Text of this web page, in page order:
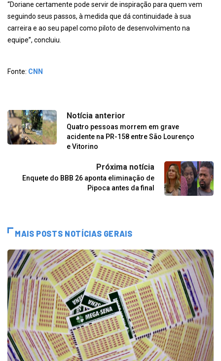
“Doriane certamente pode servir de inspiração para quem vem
seguindo seus passos, à medida que dá continuidade à sua
carreira e ao seu papel como piloto de desenvolvimento na
equipe”, concluiu.
Fonte: CNN
Notícia anterior
Quatro pessoas morrem em grave
acidente na PR-158 entre São Lourenço
e Vitorino
Próxima notícia
Enquete do BBB 26 aponta eliminação de
Pipoca antes da final
MAIS POSTS NOTÍCIAS GERAIS